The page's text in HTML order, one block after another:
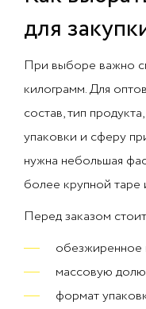
для
При выборе важно
килограмм. Для
состав, тип
упаковки и сферу
нужна небольшая
более крупной таре
Перед заказом
обезжиренное
массовую
формат